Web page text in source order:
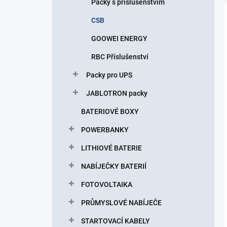
Packy s příslušenstvím
CSB
GOOWEI ENERGY
RBC Příslušenství
Packy pro UPS
JABLOTRON packy
BATERIOVÉ BOXY
POWERBANKY
LITHIOVÉ BATERIE
NABÍJEČKY BATERIÍ
FOTOVOLTAIKA
PRŮMYSLOVÉ NABÍJEČE
STARTOVACÍ KABELY